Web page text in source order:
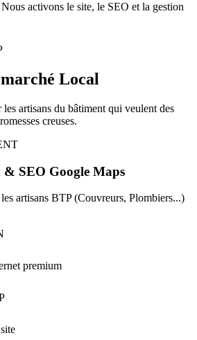
activons le site, le SEO et la gestion
Local
artisans du bâtiment qui veulent des
creuses.
& SEO Google Maps
artisans BTP (Couvreurs, Plombiers...)
premium